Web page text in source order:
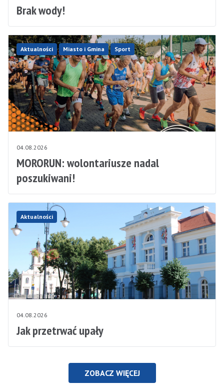
Brak wody!
Aktualności Miasto i Gmina Sport
04.08.2026
MORORUN: wolontariusze nadal
poszukiwani!
Aktualności
04.08.2026
Jak przetrwać upały
ZOBACZ WIĘCEJ